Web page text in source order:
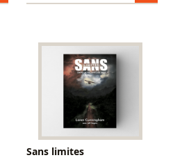
Sans limites